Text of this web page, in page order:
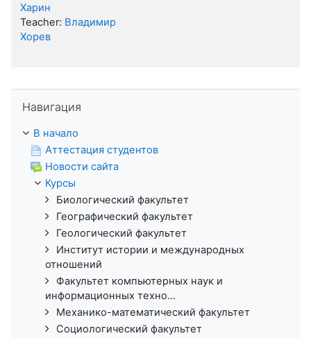
Харин
Teacher: Владимир
Хорев
Навигация
В начало
Аттестация студентов
Новости сайта
Курсы
Биологический факультет
Географический факультет
Геологический факультет
Институт истории и международных
отношений
Факультет компьютерных наук и
информационных техно...
Механико-математический факультет
Социологический факультет